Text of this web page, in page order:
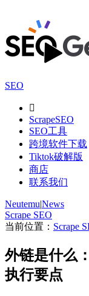
SEO

ScrapeSEO
SEO工具
跨境软件下载
Tiktok破解版
商店
联系我们
Neutemu|News
Scrape SEO
当前位置： Scrape
外链是什么
执行要点